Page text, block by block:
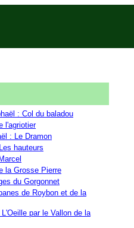
: Col du baladou
l'agriotier
: Le Dramon
hauteurs
la Grosse Pierre
du Gorgonnet
de Roybon et de la
par le Vallon de la